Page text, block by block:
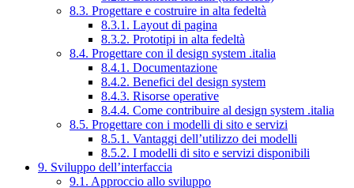
8.3. Progettare e costruire in alta fedeltà
8.3.1. Layout di pagina
8.3.2. Prototipi in alta fedeltà
8.4. Progettare con il design system .italia
8.4.1. Documentazione
8.4.2. Benefici del design system
8.4.3. Risorse operative
8.4.4. Come contribuire al design system .italia
8.5. Progettare con i modelli di sito e servizi
8.5.1. Vantaggi dell’utilizzo dei modelli
8.5.2. I modelli di sito e servizi disponibili
9. Sviluppo dell’interfaccia
9.1. Approccio allo sviluppo